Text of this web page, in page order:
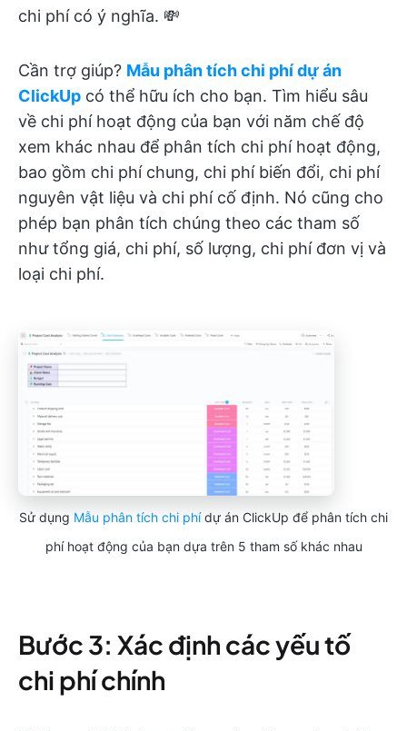
chi phí có ý nghĩa. 💸
Cần trợ giúp? Mẫu phân tích chi phí dự án
ClickUp có thể hữu ích cho bạn. Tìm hiểu sâu
về chi phí hoạt động của bạn với năm chế độ
xem khác nhau để phân tích chi phí hoạt động,
bao gồm chi phí chung, chi phí biến đổi, chi phí
nguyên vật liệu và chi phí cố định. Nó cũng cho
phép bạn phân tích chúng theo các tham số
như tổng giá, chi phí, số lượng, chi phí đơn vị và
loại chi phí.
Sử dụng Mẫu phân tích chi phídự án ClickUp để phân tích chi
phí hoạt động của bạn dựa trên 5 tham số khác nhau
Bước 3: Xác định các yếu tố
chi phí chính